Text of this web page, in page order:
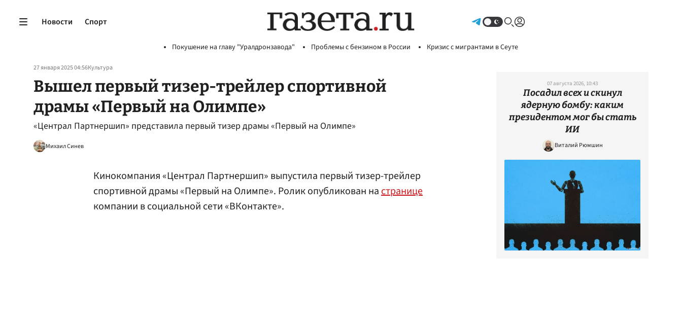
Новости Спорт
Покушение на главу "Уралдронзавода" Проблемы с бензином в России Кризис с мигрантами в Сеуте
27 января 2025 04:56Культура
Вышел первый тизер-трейлер спортивной
драмы «Первый на Олимпе»
«Централ Партнершип» представила первый тизер драмы «Первый на Олимпе»
Михаил Синев
Кинокомпания «Централ Партнершип» выпустила первый тизер-трейлер
спортивной драмы «Первый на Олимпе». Ролик опубликован настранице
компании в социальной сети «ВКонтакте».
07 августа 2026, 10:43
Посадил всех и скинул
ядерную бомбу: каким
президентом мог бы стать
ИИ
Виталий Рюмшин